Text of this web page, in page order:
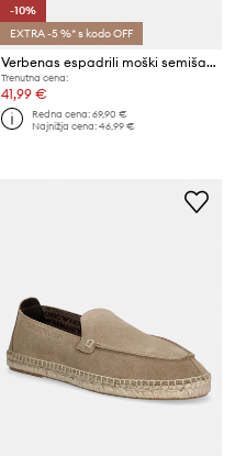
-10%
EXTRA -5 %* s kodo OFF
Verbenas espadrili moški semišasti TOM SERRAJE
Trenutna cena:
41,99 €
Redna cena:69,90 €
Najnižja cena:46,99 €